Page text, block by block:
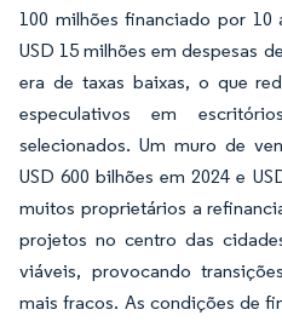
100 milhões financiado por
USD 15 milhões em despesas
era de taxas baixas, o que
especulativos em
selecionados. Um muro de
USD 600 bilhões em 2024 e
muitos proprietários a
projetos no centro das
viáveis, provocando
mais fracos. As condições de